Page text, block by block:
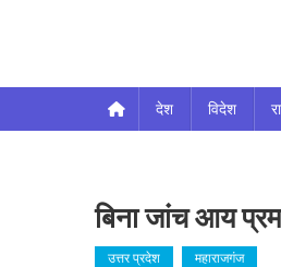
देश विदेश
बिना जांच आय
उत्तर प्रदेश महाराजगंज